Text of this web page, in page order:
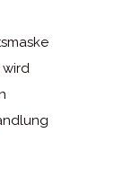
wird